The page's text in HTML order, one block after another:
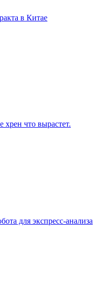
в Китае
что вырастет.
для экспресс-анализа